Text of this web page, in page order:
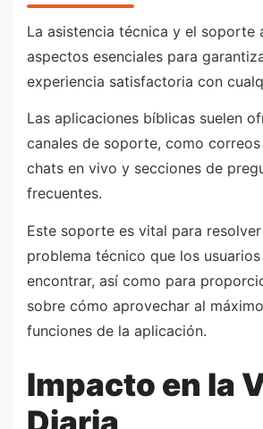
La asistencia técnica y el soporte
aspectos esenciales para
experiencia satisfactoria con
Las aplicaciones bíblicas suelen
canales de soporte, como
chats en vivo y secciones de
frecuentes.
Este soporte es vital para
problema técnico que los
encontrar, así como para
sobre cómo aprovechar al
funciones de la aplicación.
Impacto en la